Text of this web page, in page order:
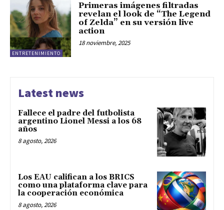
ENTRETENIMIENTO
Primeras imágenes filtradas
revelan el look de “The Legend
of Zelda” en su versión live
action
18 noviembre, 2025
Latest news
Fallece el padre del futbolista
argentino Lionel Messi a los 68
años
8 agosto, 2026
Los EAU califican a los BRICS
como una plataforma clave para
la cooperación económica
8 agosto, 2026